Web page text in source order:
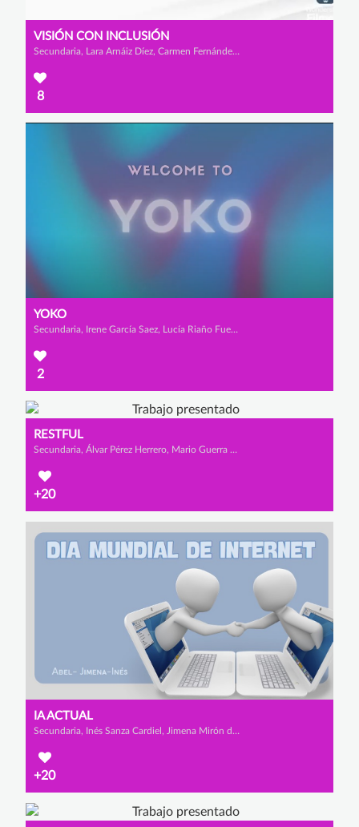
VISIÓN CON INCLUSIÓN
Secundaria, Lara Arnáiz Díez, Carmen Fernández García y Martina Pérez Herrero
8
YOKO
Secundaria, Irene García Saez, Lucía Riaño Fuente y Paula Sedano Dorao
2
RESTFUL
Secundaria, Álvar Pérez Herrero, Mario Guerra Rodríguez y Fernando Díez Martínez
+20
IA ACTUAL
Secundaria, Inés Sanza Cardiel, Jimena Mirón de los Mozos y Abel Martínez Barriuso
+20